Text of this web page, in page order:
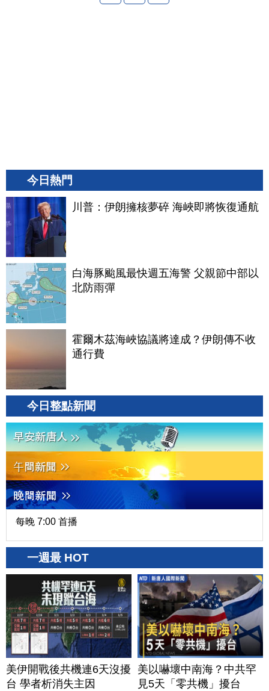
今日熱門
川普：伊朗擁核夢碎 海峽即將恢復通航
白海豚颱風最快週五海警 父親節中部以
北防雨彈
霍爾木茲海峽協議將達成？伊朗傳不收
通行費
今日整點新聞
每晚 7:00 首播
一週最 HOT
美伊開戰後共機連6天沒擾
台 學者析消失主因
美以嚇壞中南海？中共罕
見5天「零共機」擾台